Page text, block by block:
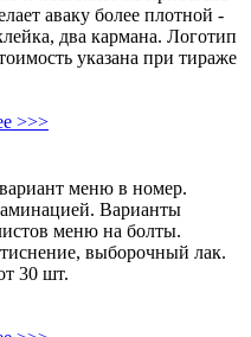
аваку более плотной -
два кармана. Логотип
указана при тираже
>>>
меню в номер.
Варианты
меню на болты.
выборочный лак.
30 шт.